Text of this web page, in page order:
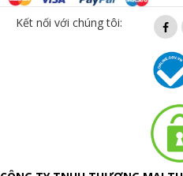
Kết nối với chúng tôi: